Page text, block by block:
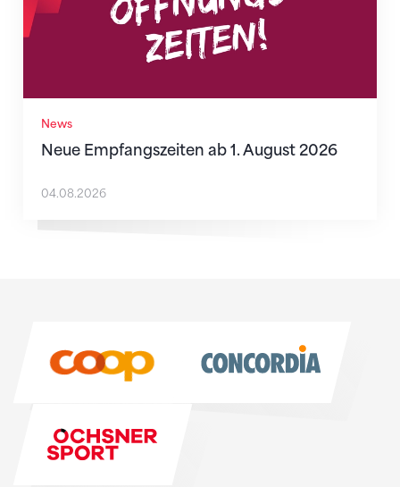
News
Neue Empfangszeiten ab 1. August 2026
04.08.2026